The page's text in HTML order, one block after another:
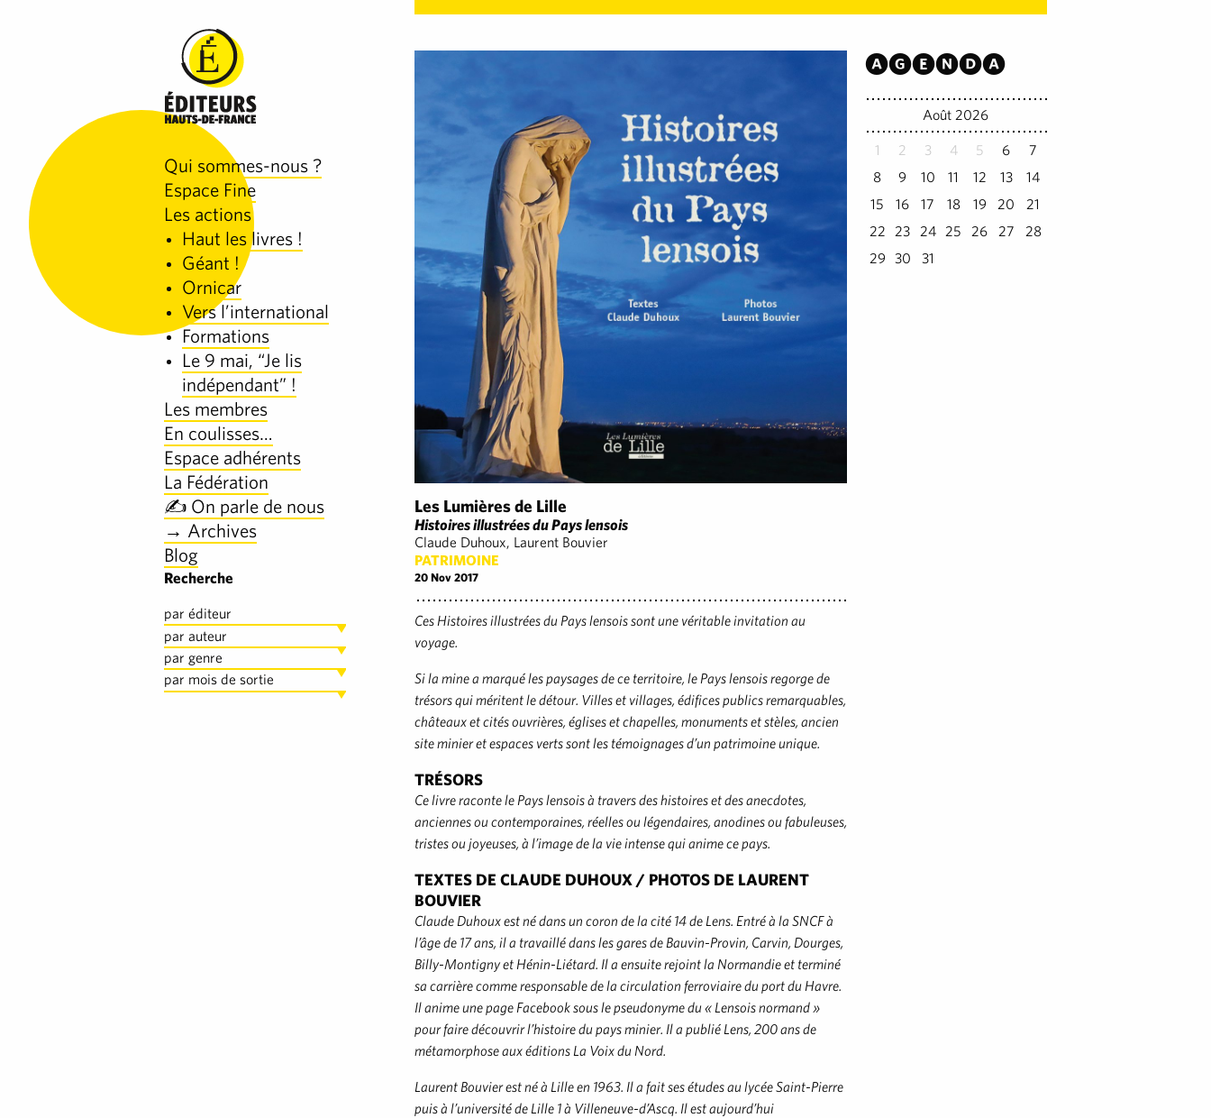
Qui sommes-nous ?
Espace Fine
Les actions
Haut les livres !
Géant !
Ornicar
Vers l’international
Formations
Le 9 mai, “Je lis
indépendant” !
Les membres
En coulisses…
Espace adhérents
La Fédération
✍️ On parle de nous
→ Archives
Blog
Recherche
par éditeur
par auteur
par genre
par mois de sortie
Les Lumières de Lille
Histoires illustrées du Pays lensois
Claude Duhoux, Laurent Bouvier
PATRIMOINE
20 Nov 2017
Ces Histoires illustrées du Pays lensois sont une véritable invitation au
voyage.
Si la mine a marqué les paysages de ce territoire, le Pays lensois regorge de
trésors qui méritent le détour. Villes et villages, édifices publics remarquables,
châteaux et cités ouvrières, églises et chapelles, monuments et stèles, ancien
site minier et espaces verts sont les témoignages d’un patrimoine unique.
TRÉSORS
Ce livre raconte le Pays lensois à travers des histoires et des anecdotes,
anciennes ou contemporaines, réelles ou légendaires, anodines ou fabuleuses,
tristes ou joyeuses, à l’image de la vie intense qui anime ce pays.
TEXTES DE CLAUDE DUHOUX / PHOTOS DE LAURENT
BOUVIER
Claude Duhoux est né dans un coron de la cité 14 de Lens. Entré à la SNCF à
l’âge de 17 ans, il a travaillé dans les gares de Bauvin-Provin, Carvin, Dourges,
Billy-Montigny et Hénin-Liétard. Il a ensuite rejoint la Normandie et terminé
sa carrière comme responsable de la circulation ferroviaire du port du Havre.
Il anime une page Facebook sous le pseudonyme du « Lensois normand »
pour faire découvrir l’histoire du pays minier. Il a publié Lens, 200 ans de
métamorphose aux éditions La Voix du Nord.
Laurent Bouvier est né à Lille en 1963. Il a fait ses études au lycée Saint-Pierre
puis à l’université de Lille 1 à Villeneuve-d’Ascq. Il est aujourd’hui
Agenda
Août 2026
1 2 3 4 5 6
7
8
9 10 11 12 13
14
15
16 17 18 19 20
21
22 23 24 25 26 27
28
29 30 31